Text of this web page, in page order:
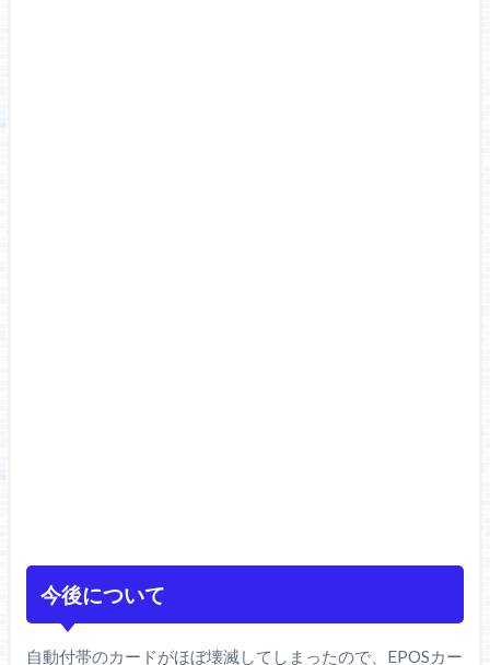
今後について
自動付帯のカードがほぼ壊滅してしまったので、EPOSカー